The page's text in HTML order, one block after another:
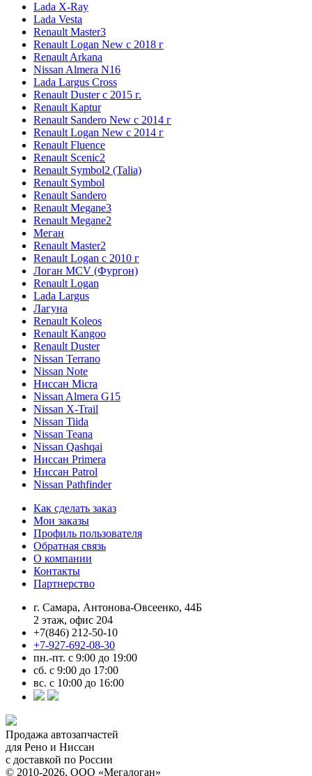
Lada X-Ray
Lada Vesta
Renault Master3
Renault Logan New с 2018 г
Renault Arkana
Nissan Almera N16
Lada Largus Cross
Renault Duster с 2015 г.
Renault Kaptur
Renault Sandero New с 2014 г
Renault Logan New с 2014 г
Renault Fluence
Renault Scenic2
Renault Symbol2 (Talia)
Renault Symbol
Renault Sandero
Renault Megane3
Renault Megane2
Меган
Renault Master2
Renault Logan c 2010 г
Логан МСV (Фургон)
Renault Logan
Lada Largus
Лагуна
Renault Koleos
Renault Kangoo
Renault Duster
Nissan Terrano
Nissan Note
Ниссан Micra
Nissan Almera G15
Nissan X-Trail
Nissan Tiida
Nissan Teana
Nissan Qashqai
Ниссан Primera
Ниссан Patrol
Nissan Pathfinder
Как сделать заказ
Мои заказы
Профиль пользователя
Обратная связь
О компании
Контакты
Партнерство
г. Самара, Антонова-Овсеенко, 44Б
2 этаж, офис 204
+7(846) 212-50-10
+7-927-692-08-30
пн.-пт. с 9:00 до 19:00
сб. с 9:00 до 17:00
вс. с 10:00 до 16:00
Продажа автозапчастей
для Рено и Ниссан
с доставкой по России
© 2010-2026, ООО «Мегалоган»